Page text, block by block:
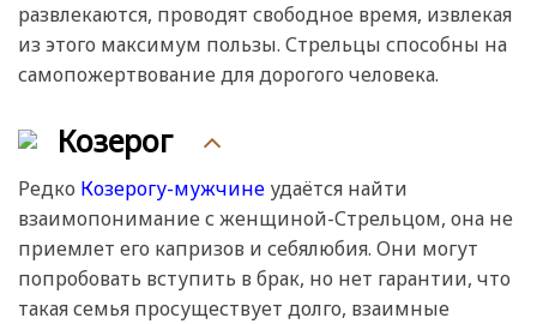
развлекаются, проводят свободное время, извлекая
из этого максимум пользы. Стрельцы способны на
самопожертвование для дорогого человека.
Козерог
Редко Козерогу-мужчине удаётся найти
взаимопонимание с женщиной-Стрельцом, она не
приемлет его капризов и себялюбия. Они могут
попробовать вступить в брак, но нет гарантии, что
такая семья просуществует долго, взаимные